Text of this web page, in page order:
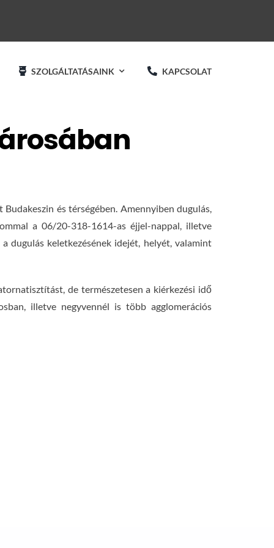
SZOLGÁLTATÁSAINK KAPCSOLAT
és térségében. Amennyiben dugulás,
a 06/20-318-1614-as éjjel-nappal, illetve
dugulás keletkezésének idejét, helyét, valamint
de természetesen a kiérkezési idő
illetve negyvennél is több agglomerációs